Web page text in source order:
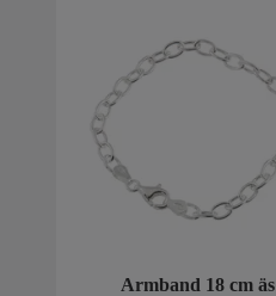
Armband 18 cm äs